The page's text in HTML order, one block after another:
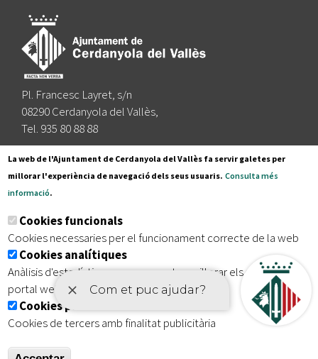
Pl. Francesc Layret, s/n
08290 Cerdanyola del Vallès,
Tel. 935 80 88 88
Segueix-nos a:
Subscriu-te al nostre butlletí
Inici | Avís legal | Protecció de dades Mapa del lloc
| Accessibilitat
La web de l'Ajuntament de Cerdanyola del Vallès fa servir galetes per
millorar l'experiència de navegació dels seus usuaris. Consulta més
informació.
Cookies funcionals
Cookies necessaries per el funcionament correcte de la web
Cookies analítiques
Anàlisis d'estadístiques que permeten millorar els serveis del
portal web
Cookies publicitàries
Cookies de tercers amb finalitat publicitària